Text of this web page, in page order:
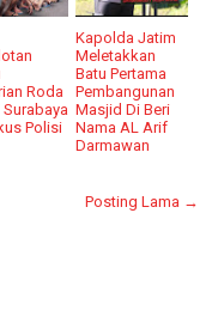
Roda
Polisi
Kapolda Jatim
Meletakkan
Batu Pertama
Pembangunan
Masjid Di Beri
Nama AL Arif
Darmawan
Posting Lama →